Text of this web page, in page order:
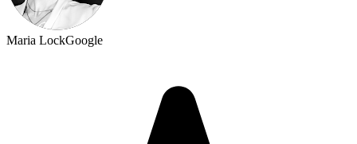
Maria LockGoogle